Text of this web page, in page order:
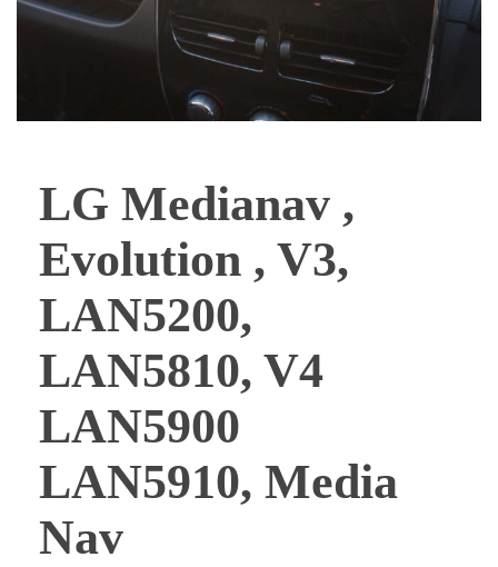
LG Medianav ,
Evolution , V3,
LAN5200,
LAN5810, V4
LAN5900
LAN5910, Media
Nav